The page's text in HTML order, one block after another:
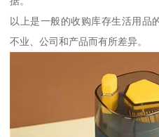
以上是一般的收购库存生活用品
不业、公司和产品而有所差异。